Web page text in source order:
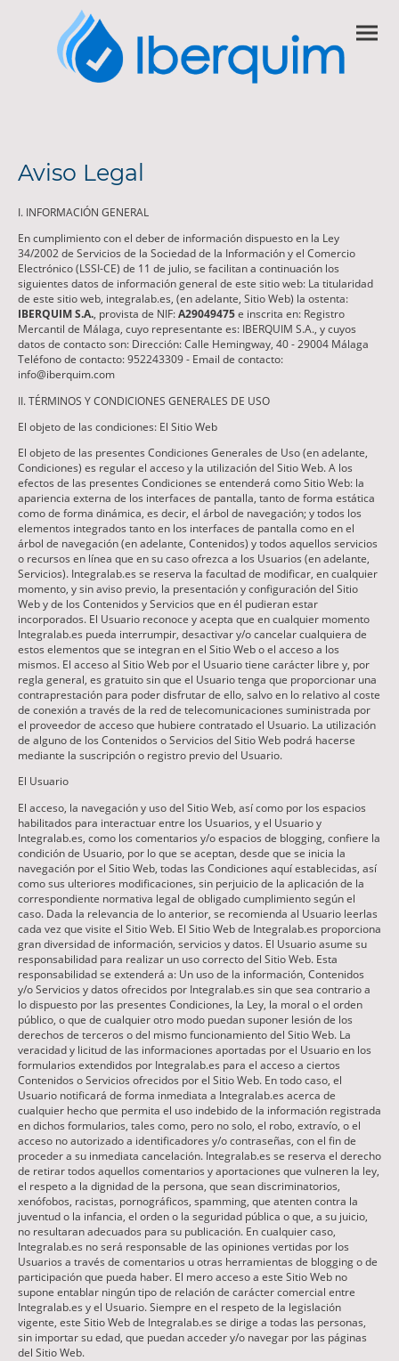
Aviso Legal
I. INFORMACIÓN GENERAL
En cumplimiento con el deber de información dispuesto en la Ley
34/2002 de Servicios de la Sociedad de la Información y el Comercio
Electrónico (LSSI-CE) de 11 de julio, se facilitan a continuación los
siguientes datos de información general de este sitio web: La titularidad
de este sitio web, integralab.es, (en adelante, Sitio Web) la ostenta:
IBERQUIM S.A., provista de NIF:A29049475e inscrita en: Registro
Mercantil de Málaga, cuyo representante es: IBERQUIM S.A., y cuyos
datos de contacto son: Dirección: Calle Hemingway, 40 - 29004 Málaga
Teléfono de contacto: 952243309 - Email de contacto:
info@iberquim.com
II. TÉRMINOS Y CONDICIONES GENERALES DE USO
El objeto de las condiciones: El Sitio Web
El objeto de las presentes Condiciones Generales de Uso (en adelante,
Condiciones) es regular el acceso y la utilización del Sitio Web. A los
efectos de las presentes Condiciones se entenderá como Sitio Web: la
apariencia externa de los interfaces de pantalla, tanto de forma estática
como de forma dinámica, es decir, el árbol de navegación; y todos los
elementos integrados tanto en los interfaces de pantalla como en el
árbol de navegación (en adelante, Contenidos) y todos aquellos servicios
o recursos en línea que en su caso ofrezca a los Usuarios (en adelante,
Servicios). Integralab.es se reserva la facultad de modificar, en cualquier
momento, y sin aviso previo, la presentación y configuración del Sitio
Web y de los Contenidos y Servicios que en él pudieran estar
incorporados. El Usuario reconoce y acepta que en cualquier momento
Integralab.es pueda interrumpir, desactivar y/o cancelar cualquiera de
estos elementos que se integran en el Sitio Web o el acceso a los
mismos. El acceso al Sitio Web por el Usuario tiene carácter libre y, por
regla general, es gratuito sin que el Usuario tenga que proporcionar una
contraprestación para poder disfrutar de ello, salvo en lo relativo al coste
de conexión a través de la red de telecomunicaciones suministrada por
el proveedor de acceso que hubiere contratado el Usuario. La utilización
de alguno de los Contenidos o Servicios del Sitio Web podrá hacerse
mediante la suscripción o registro previo del Usuario.
El Usuario
El acceso, la navegación y uso del Sitio Web, así como por los espacios
habilitados para interactuar entre los Usuarios, y el Usuario y
Integralab.es, como los comentarios y/o espacios de blogging, confiere la
condición de Usuario, por lo que se aceptan, desde que se inicia la
navegación por el Sitio Web, todas las Condiciones aquí establecidas, así
como sus ulteriores modificaciones, sin perjuicio de la aplicación de la
correspondiente normativa legal de obligado cumplimiento según el
caso. Dada la relevancia de lo anterior, se recomienda al Usuario leerlas
cada vez que visite el Sitio Web. El Sitio Web de Integralab.es proporciona
gran diversidad de información, servicios y datos. El Usuario asume su
responsabilidad para realizar un uso correcto del Sitio Web. Esta
responsabilidad se extenderá a: Un uso de la información, Contenidos
y/o Servicios y datos ofrecidos por Integralab.es sin que sea contrario a
lo dispuesto por las presentes Condiciones, la Ley, la moral o el orden
público, o que de cualquier otro modo puedan suponer lesión de los
derechos de terceros o del mismo funcionamiento del Sitio Web. La
veracidad y licitud de las informaciones aportadas por el Usuario en los
formularios extendidos por Integralab.es para el acceso a ciertos
Contenidos o Servicios ofrecidos por el Sitio Web. En todo caso, el
Usuario notificará de forma inmediata a Integralab.es acerca de
cualquier hecho que permita el uso indebido de la información registrada
en dichos formularios, tales como, pero no solo, el robo, extravío, o el
acceso no autorizado a identificadores y/o contraseñas, con el fin de
proceder a su inmediata cancelación. Integralab.es se reserva el derecho
de retirar todos aquellos comentarios y aportaciones que vulneren la ley,
el respeto a la dignidad de la persona, que sean discriminatorios,
xenófobos, racistas, pornográficos, spamming, que atenten contra la
juventud o la infancia, el orden o la seguridad pública o que, a su juicio,
no resultaran adecuados para su publicación. En cualquier caso,
Integralab.es no será responsable de las opiniones vertidas por los
Usuarios a través de comentarios u otras herramientas de blogging o de
participación que pueda haber. El mero acceso a este Sitio Web no
supone entablar ningún tipo de relación de carácter comercial entre
Integralab.es y el Usuario. Siempre en el respeto de la legislación
vigente, este Sitio Web de Integralab.es se dirige a todas las personas,
sin importar su edad, que puedan acceder y/o navegar por las páginas
del Sitio Web.